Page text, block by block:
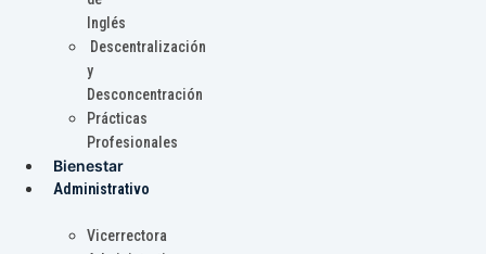
Inglés
Descentralización
y
Desconcentración
Prácticas
Profesionales
Bienestar
Administrativo
Vicerrectora